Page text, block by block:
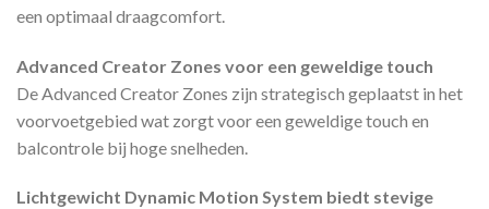
een optimaal draagcomfort.
Advanced Creator Zones voor een geweldige touch
De Advanced Creator Zones zijn strategisch geplaatst in het
voorvoetgebied wat zorgt voor een geweldige touch en
balcontrole bij hoge snelheden.
Lichtgewicht Dynamic Motion System biedt stevige